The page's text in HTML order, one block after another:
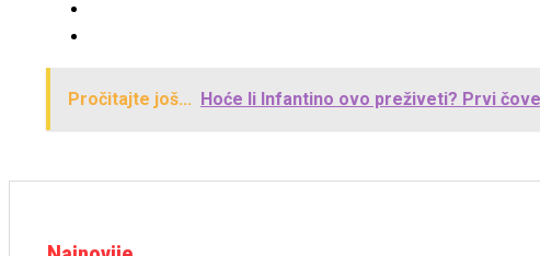
Pročitajte još... Hoće li Infantino ovo preživeti? Prvi